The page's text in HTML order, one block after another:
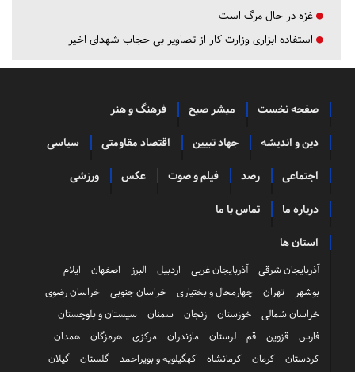
غزه در حال مرگ است
استفاده ابزاری وزارت کار از تصاویر بی حجاب شهدای اخیر
صفحه نخست مبشر صبح فرهنگ و هنر
دین و اندیشه جهاد تبیین اقتصاد مقاومتی سیاسی
اجتماعی رصد فیلم و صوت عکس ورزشی
درباره ما تماس با ما
استان ها
آذربایجان شرقی آذربایجان غربی اردبیل البرز اصفهان
ایلام
بوشهر
تهران چهارمحال و بختیاری خراسان جنوبی
خراسان رضوی
خراسان شمالی
خوزستان زنجان سمنان
سیستان و بلوچستان
فارس
قزوین قم لرستان مازندران مرکزی هرمزگان
همدان
کردستان
کرمان کرمانشاه کهگیلویه و بویراحمد گلستان گیلان